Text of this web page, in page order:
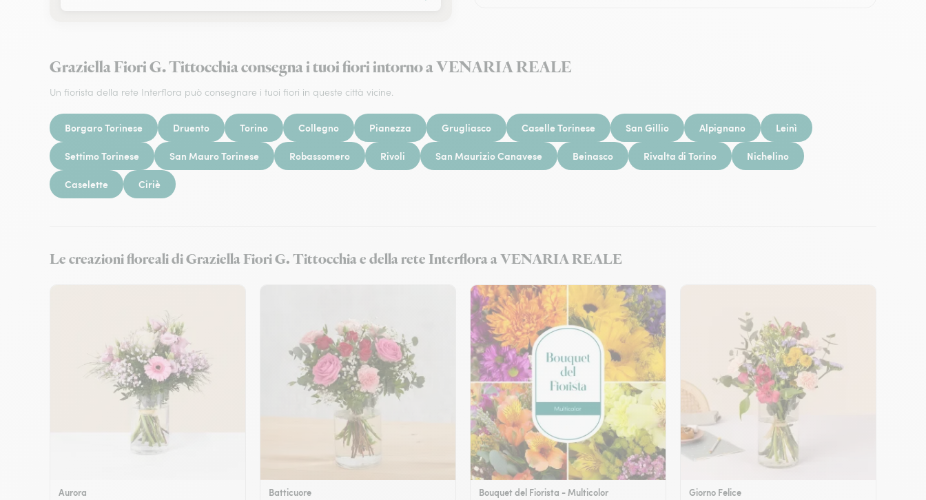
Graziella Fiori G. Tittocchia consegna i tuoi fiori intorno a VENARIA REALE
Un fiorista della rete Interflora può consegnare i tuoi fiori in queste città vicine.
Borgaro Torinese Druento Torino Collegno Pianezza Grugliasco Caselle Torinese San Gillio Alpignano Leinì
Settimo Torinese San Mauro Torinese Robassomero Rivoli San Maurizio Canavese Beinasco Rivalta di Torino Nichelino
Caselette Ciriè
Le creazioni floreali di Graziella Fiori G. Tittocchia e della rete Interflora a VENARIA REALE
Aurora Batticuore Bouquet del Fiorista - Multicolor Giorno Felice